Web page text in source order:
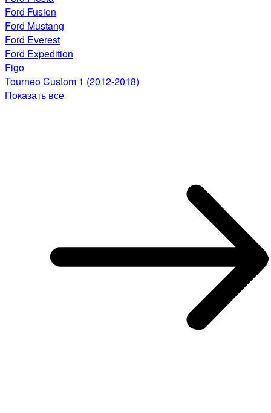
Ford Fusion
Ford Mustang
Ford Everest
Ford Expedition
Figo
Tourneo Custom 1 (2012-2018)
Показать все